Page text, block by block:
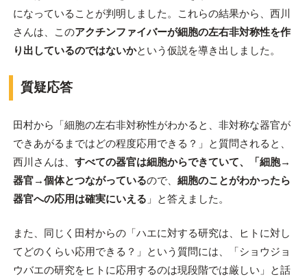
になっていることが判明しました。これらの結果から、西川
さんは、このアクチンファイバーが細胞の左右非対称性を作
り出しているのではないかという仮説を導き出しました。
質疑応答
田村から「細胞の左右非対称性がわかると、非対称な器官が
できあがるまではどの程度応用できる？」と質問されると、
西川さんは、 すべての器官は細胞からできていて、「細胞→
器官→個体とつながっているので、 細胞のことがわかったら
器官への応用は確実にいえる 」と答えました。
また、同じく田村からの「ハエに対する研究は、ヒトに対し
てどのくらい応用できる？」という質問には、「ショウジョ
ウバエの研究をヒトに応用するのは現段階では厳しい」と話